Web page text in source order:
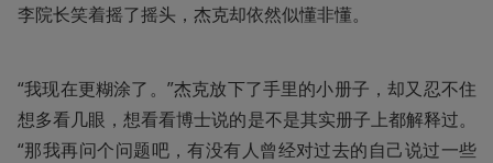
李院长笑着摇了摇头，杰克却依然似懂非懂。
“我现在更糊涂了。”杰克放下了手里的小册子，却又忍不住
想多看几眼，想看看博士说的是不是其实册子上都解释过。
“那我再问个问题吧，有没有人曾经对过去的自己说过一些